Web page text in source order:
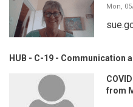
Mon,
HUB - C-19 - Communication
from